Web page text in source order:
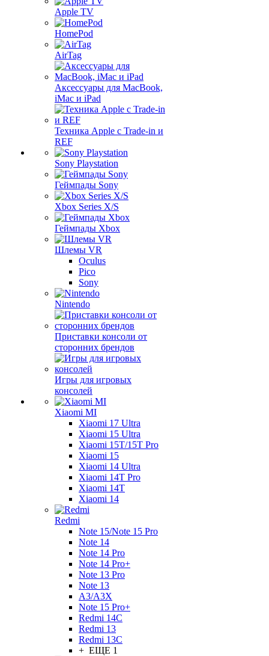
Apple TV
HomePod
AirTag
Аксессуары для MacBook,
iMac и iPad
Техника Apple с Trade-in и
REF
Sony Playstation
Геймпады Sony
Xbox Series X/S
Геймпады Xbox
Шлемы VR
Oculus
Pico
Sony
Nintendo
Приставки консоли от
сторонних брендов
Игры для игровых
консолей
Xiaomi MI
Xiaomi 17 Ultra
Xiaomi 15 Ultra
Xiaomi 15T/15T Pro
Xiaomi 15
Xiaomi 14 Ultra
Xiaomi 14T Pro
Xiaomi 14T
Xiaomi 14
Redmi
Note 15/Note 15 Pro
Note 14
Note 14 Pro
Note 14 Pro+
Note 13 Pro
Note 13
A3/A3X
Note 15 Pro+
Redmi 14C
Redmi 13
Redmi 13C
+ ЕЩЕ 1